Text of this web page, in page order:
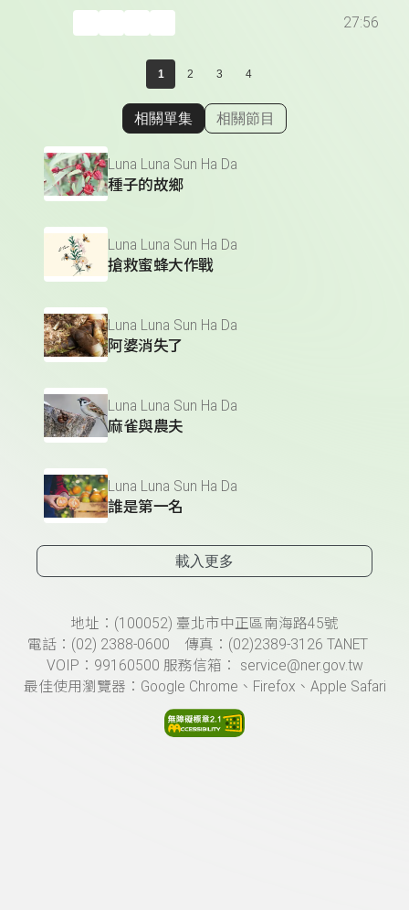
27:56
1 2 3 4
顯示相關單集
相關單集 相關節目
Luna Luna Sun Ha Da
種子的故鄉
Luna Luna Sun Ha Da
搶救蜜蜂大作戰
Luna Luna Sun Ha Da
阿婆消失了
Luna Luna Sun Ha Da
麻雀與農夫
Luna Luna Sun Ha Da
誰是第一名
載入更多
頁尾資訊地址：(100052) 臺北市中正區南海路45號
電話：(02) 2388-0600 傳真：(02)2389-3126 TANET
VOIP：99160500 服務信箱： service@ner.gov.tw
最佳使用瀏覽器：Google Chrome、Firefox、Apple Safari